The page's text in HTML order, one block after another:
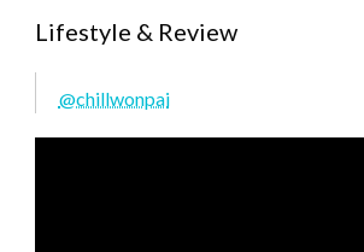
Lifestyle & Review
@chillwonpai